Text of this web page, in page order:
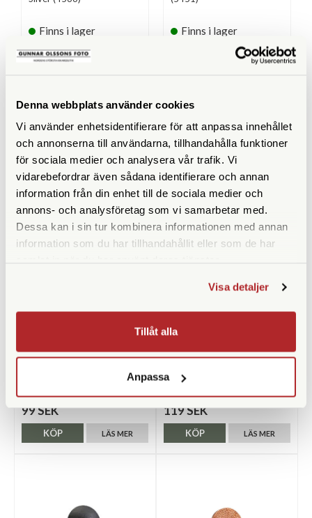
Denna webbplats använder cookies
Vi använder enhetsidentifierare för att anpassa innehållet
och annonserna till användarna, tillhandahålla funktioner
för sociala medier och analysera vår trafik. Vi
vidarebefordrar även sådana identifierare och annan
information från din enhet till de sociala medier och
annons- och analysföretag som vi samarbetar med.
Dessa kan i sin tur kombinera informationen med annan
information som du har tillhandahållit eller som de har
Visa detaljer
Tillåt alla
Anpassa
Finns i lager
319 SEK
Finns i lager
ANDRA KÖPTE ÄVEN
SmallRig Gängadapter
99 SEK
LÄS MER
KÖP
Squarehood
Squarehood Mini Softy
119 SEK
LÄS MER
KÖP